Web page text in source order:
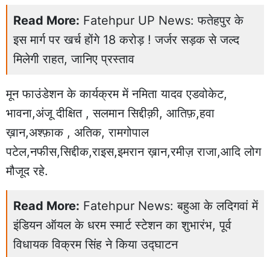
Read More: Fatehpur UP News: फतेहपुर के
इस मार्ग पर खर्च होंगे 18 करोड़ ! जर्जर सड़क से जल्द
मिलेगी राहत, जानिए प्रस्ताव
मून फाउंडेशन के कार्यक्रम में नमिता यादव एडवोकेट,
भावना,अंजू दीक्षित , सलमान सिद्दीक़ी, आतिफ़,हवा
ख़ान,अश्फ़ाक , अतिक, रामगोपाल
पटेल,नफीस,सिद्दीक,राइस,इमरान ख़ान,रमीज़ राजा,आदि लोग
मौजूद रहे.
Read More: Fatehpur News: बहुआ के लदिगवां में
इंडियन ऑयल के धरम स्मार्ट स्टेशन का शुभारंभ, पूर्व
विधायक विक्रम सिंह ने किया उद्घाटन